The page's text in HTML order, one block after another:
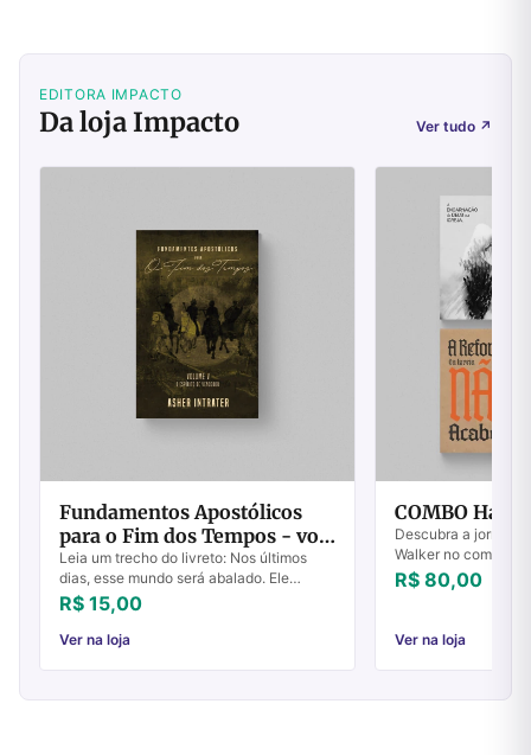
EDITORA IMPACTO
Da loja Impacto Ver tudo ↗
Fundamentos Apostólicos
para o Fim dos Tempos - vol
5
Leia um trecho do livreto: Nos últimos
dias, esse mundo será abalado. Ele
precisa ser abalado, e somos nós que
faremos isso! Deus precisa de profetas
para ab...
R$ 15,00
Ver na loja
COMBO
Descubra a jornada
Walker no combate
inabalável.
hoje!
R$ 80,00
Ver na loja